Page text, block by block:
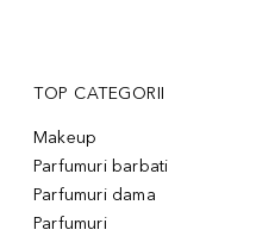
TOP CATEGORII
Makeup
Parfumuri barbati
Parfumuri dama
Parfumuri